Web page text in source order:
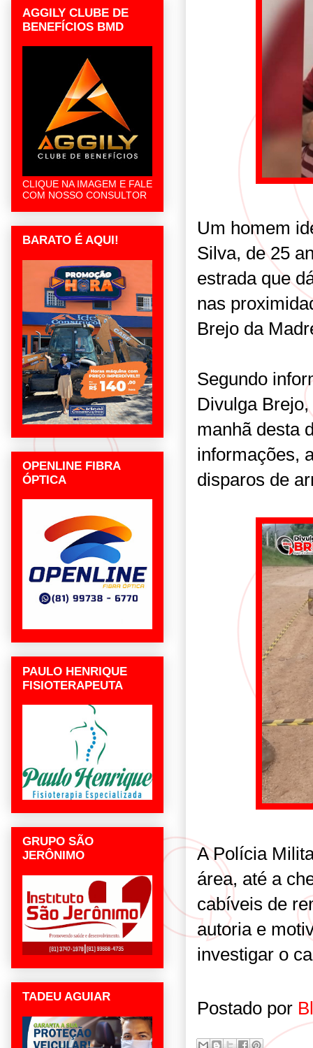
Um homem
Silva, de 25
estrada que
nas
Brejo da
Segundo
Divulga
manhã desta
informações,
disparos de
A Polícia
área, até a
cabíveis de
autoria e
investigar o
Postado por
AGGILY CLUBE DE
BENEFÍCIOS BMD
CLIQUE NA IMAGEM E FALE
COM NOSSO CONSULTOR
BARATO É AQUI!
OPENLINE FIBRA
ÓPTICA
PAULO HENRIQUE
FISIOTERAPEUTA
GRUPO SÃO
JERÔNIMO
TADEU AGUIAR